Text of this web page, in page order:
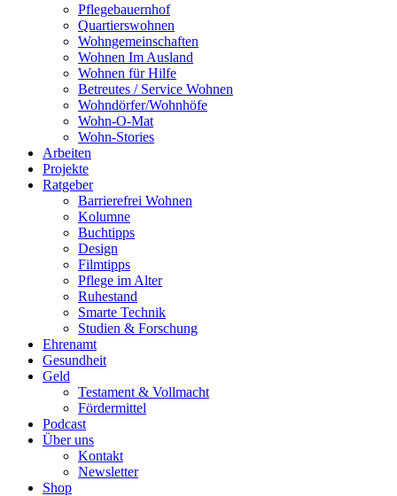
Pflegebauernhof
Quartierswohnen
Wohngemeinschaften
Wohnen Im Ausland
Wohnen für Hilfe
Betreutes / Service Wohnen
Wohndörfer/Wohnhöfe
Wohn-O-Mat
Wohn-Stories
Arbeiten
Projekte
Ratgeber
Barrierefrei Wohnen
Kolumne
Buchtipps
Design
Filmtipps
Pflege im Alter
Ruhestand
Smarte Technik
Studien & Forschung
Ehrenamt
Gesundheit
Geld
Testament & Vollmacht
Fördermittel
Podcast
Über uns
Kontakt
Newsletter
Shop